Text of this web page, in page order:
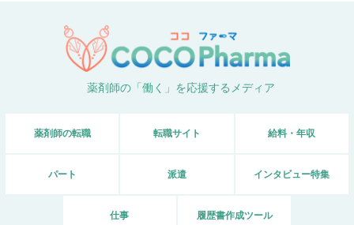
薬剤師の「働く」を応援するメディア
薬剤師の転職 転職サイト 給料・年収
パート 派遣 インタビュー特集
仕事 履歴書作成ツール